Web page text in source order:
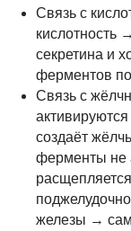
Связь с
кислотность
секретина и
ферментов
Связь с
создаёт
ферменты не
железы →